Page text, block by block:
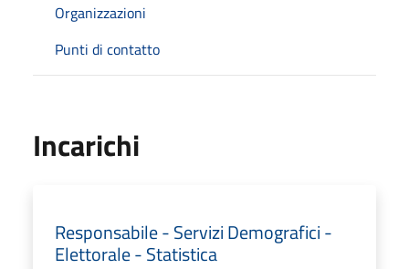
Organizzazioni
Punti di contatto
Incarichi
Responsabile - Servizi Demografici -
Elettorale - Statistica